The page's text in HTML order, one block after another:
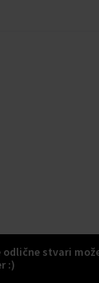
stvari
:)